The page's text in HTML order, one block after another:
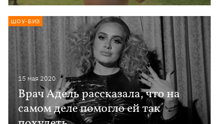
15 мая 2020
Врач Адель рассказала, что на
самом деле помогло ей так
ШОУ-БИЗ